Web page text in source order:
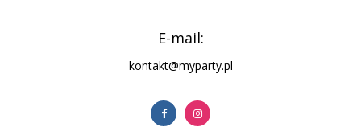
E-mail:
kontakt@myparty.pl